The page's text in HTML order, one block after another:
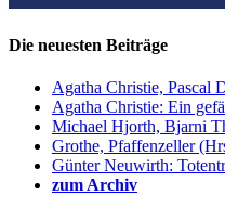
Die neuesten Beiträge
Agatha Christie, Pascal
Agatha Christie: Ein
Michael Hjorth, Bjarni
Grothe, Pfaffenzeller
Günter Neuwirth:
zum Archiv